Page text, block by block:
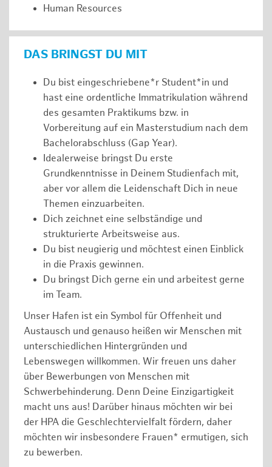
Human Resources
DAS BRINGST DU MIT
Du bist eingeschriebene*r Student*in und
hast eine ordentliche Immatrikulation während
des gesamten Praktikums bzw. in
Vorbereitung auf ein Masterstudium nach dem
Bachelorabschluss (Gap Year).
Idealerweise bringst Du erste
Grundkenntnisse in Deinem Studienfach mit,
aber vor allem die Leidenschaft Dich in neue
Themen einzuarbeiten.
Dich zeichnet eine selbständige und
strukturierte Arbeitsweise aus.
Du bist neugierig und möchtest einen Einblick
in die Praxis gewinnen.
Du bringst Dich gerne ein und arbeitest gerne
im Team.
Unser Hafen ist ein Symbol für Offenheit und
Austausch und genauso heißen wir Menschen mit
unterschiedlichen Hintergründen und
Lebenswegen willkommen. Wir freuen uns daher
über Bewerbungen von Menschen mit
Schwerbehinderung. Denn Deine Einzigartigkeit
macht uns aus! Darüber hinaus möchten wir bei
der HPA die Geschlechtervielfalt fördern, daher
möchten wir insbesondere Frauen* ermutigen, sich
zu bewerben.